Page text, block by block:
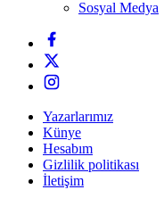
Sosyal Medya
Yazarlarımız
Künye
Hesabım
Gizlilik politikası
İletişim